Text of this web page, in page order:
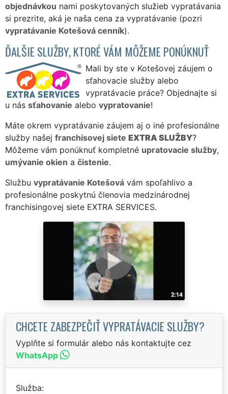
objednávkou nami poskytovaných služieb vypratávania
si prezrite, aká je naša cena za vypratávanie (pozri
vypratávanie Kotešová cenník).
ĎALŠIE SLUŽBY, KTORÉ VÁM MÔŽEME PONÚKNUŤ
Mali by ste v Kotešovej záujem o
sťahovacie služby alebo
vypratávacie práce? Objednajte si
u nás sťahovanie alebo vypratovanie!
Máte okrem vypratávanie záujem aj o iné profesionálne
služby našej franchisovej siete EXTRA SLUŽBY?
Môžeme vám ponúknuť kompletné upratovacie služby,
umývanie okien a čistenie.
Službu vypratávanie Kotešová vám spoľahlivo a
profesionálne poskytnú členovia medzinárodnej
franchisingovej siete EXTRA SERVICES.
CHCETE ZABEZPEČIŤ VYPRATÁVACIE SLUŽBY?
Vyplňte si formulár alebo nás kontaktujte cez
WhatsApp
Služba